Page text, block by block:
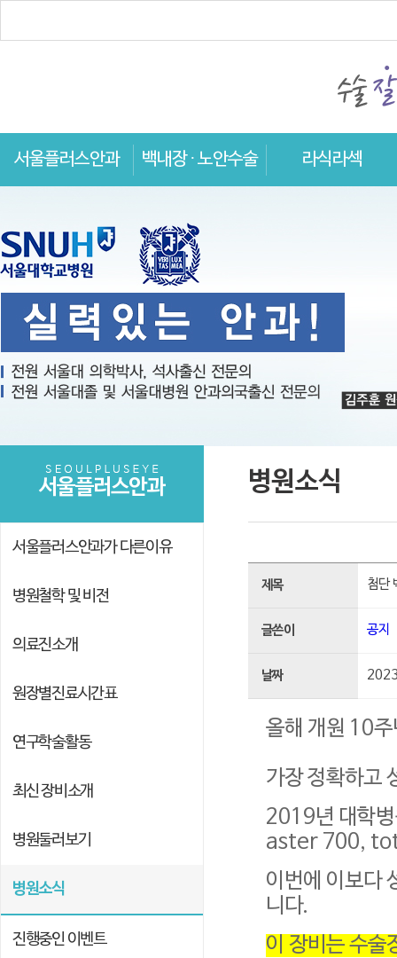
서울플러스안과 백내장 · 노안수술 라식라섹
서울플러스안과
서울플러스안과가 다른이유
병원철학 및 비전
의료진소개
원장별진료시간표
연구학술활동
최신 장비소개
병원둘러보기
병원소식
진행중인 이벤트
병원소식
제목 첨단
글쓴이 공지
날짜
올해 개원 10
가장 정확하고
aster 700,
이번에 이보다
니다.